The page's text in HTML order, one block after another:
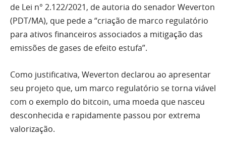
de Lei n° 2.122/2021, de autoria do senador Weverton
(PDT/MA), que pede a “criação de marco regulatório
para ativos financeiros associados a mitigação das
emissões de gases de efeito estufa”.
Como justificativa, Weverton declarou ao apresentar
seu projeto que, um marco regulatório se torna viável
com o exemplo do bitcoin, uma moeda que nasceu
desconhecida e rapidamente passou por extrema
valorização.